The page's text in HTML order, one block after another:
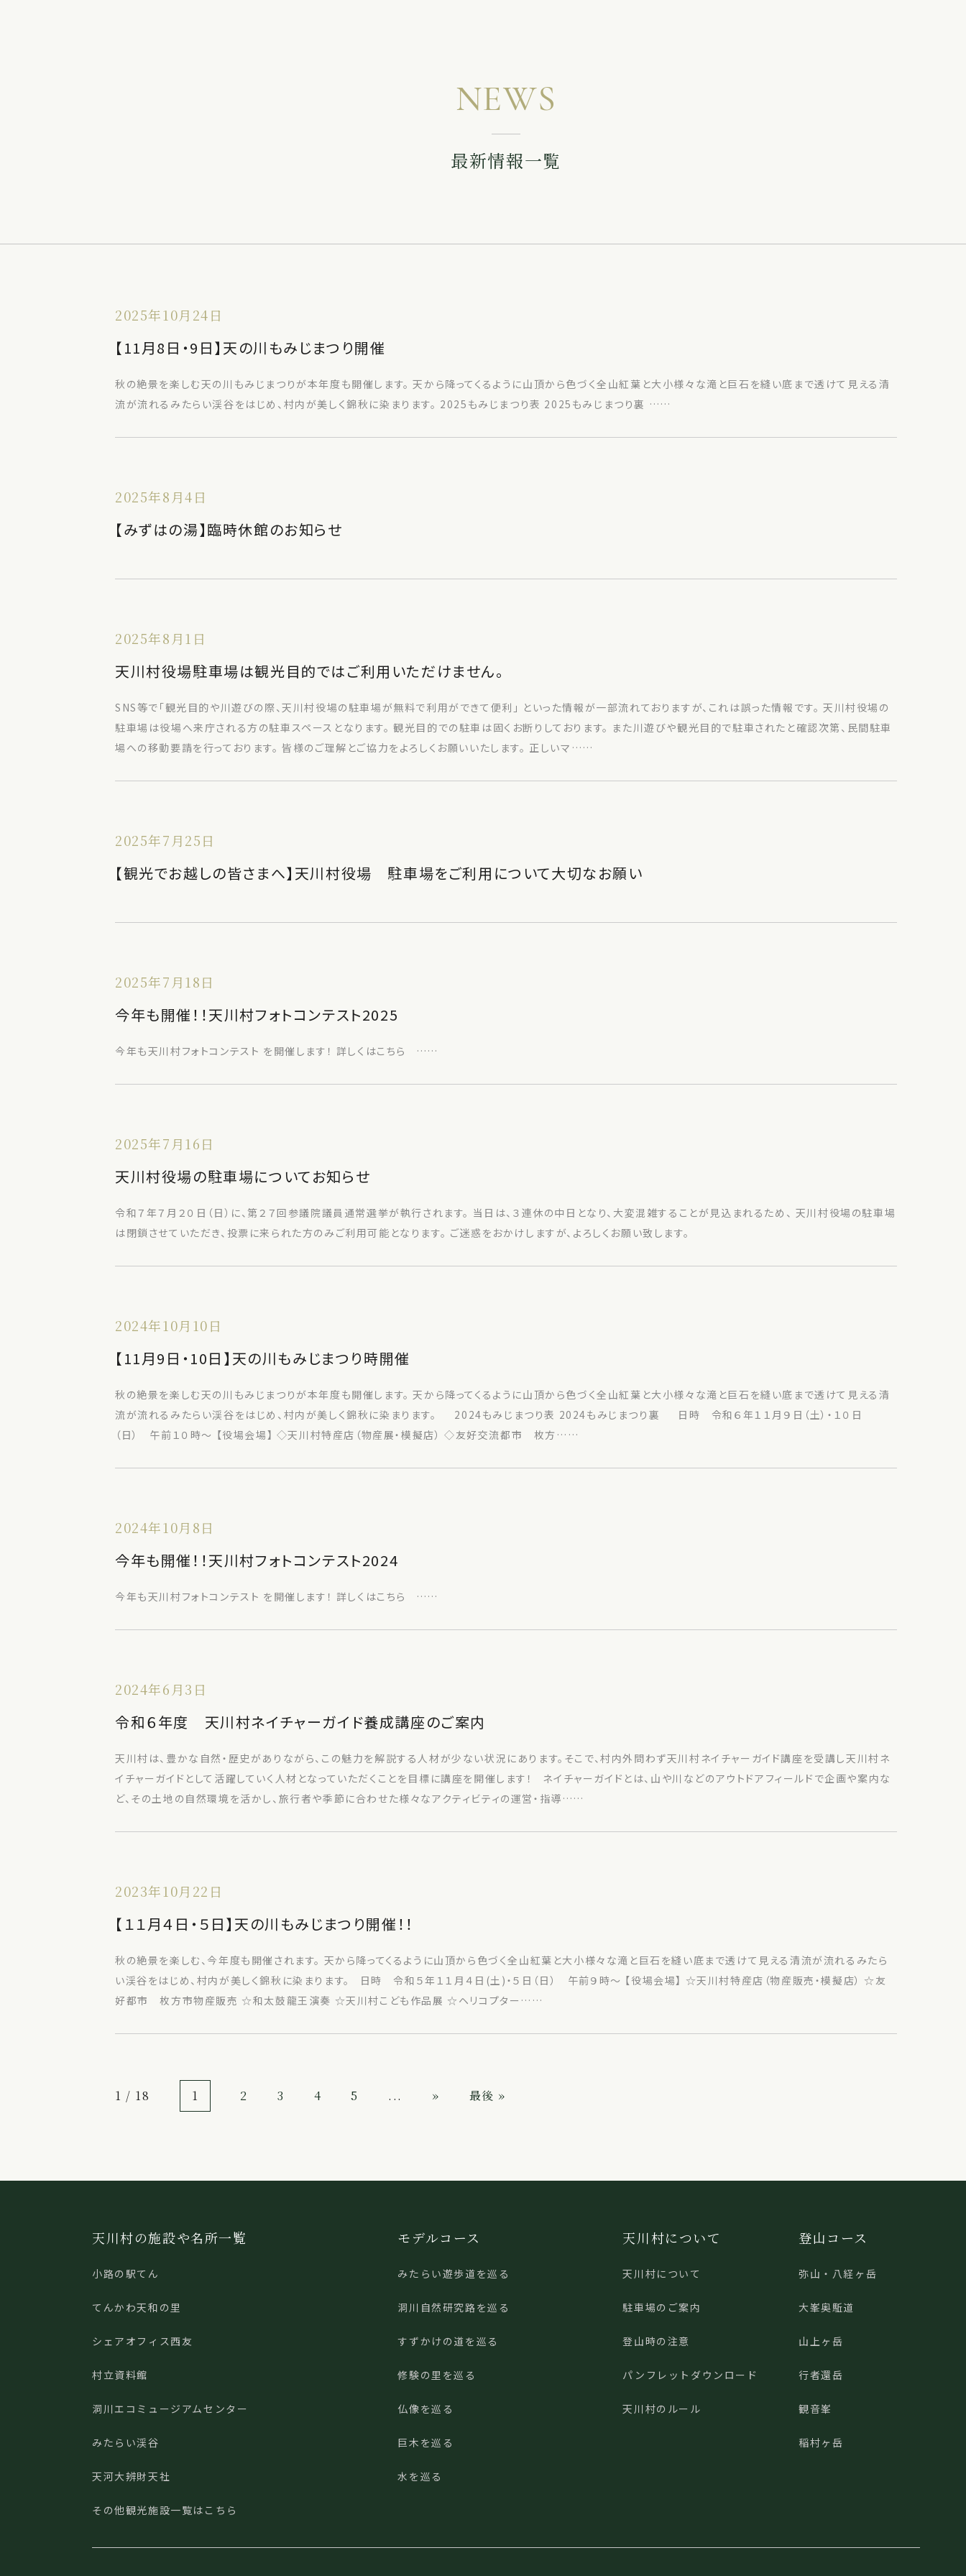
NEWS
最新情報一覧
2025年10月24日
【11月8日・9日】天の川もみじまつり開催
秋の絶景を楽しむ天の川もみじまつりが本年度も開催します。 天から降ってくるように山頂から色づく全山紅葉と大小様々な滝と巨石を縫い底まで透けて見える清
流が流れるみたらい渓谷をはじめ、村内が美しく錦秋に染まります。 2025もみじまつり表 2025もみじまつり裏 ……
2025年8月4日
【みずはの湯】臨時休館のお知らせ
2025年8月1日
天川村役場駐車場は観光目的ではご利用いただけません。
SNS等で「観光目的や川遊びの際、天川村役場の駐車場が無料で利用ができて便利」 といった情報が一部流れておりますが、これは誤った情報です。 天川村役場の
駐車場は役場へ来庁される方の駐車スペースとなります。 観光目的での駐車は固くお断りしております。 また川遊びや観光目的で駐車されたと確認次第、民間駐車
場への移動要請を行っております。 皆様のご理解とご協力をよろしくお願いいたします。 正しいマ……
2025年7月25日
【観光でお越しの皆さまへ】天川村役場 駐車場をご利用について大切なお願い
2025年7月18日
今年も開催！！天川村フォトコンテスト2025
今年も天川村フォトコンテスト を開催します！ 詳しくはこちら ……
2025年7月16日
天川村役場の駐車場についてお知らせ
令和７年７月２０日（日）に、第２７回参議院議員通常選挙が執行されます。 当日は、３連休の中日となり、大変混雑することが見込まれるため、 天川村役場の駐車場
は閉鎖させていただき、投票に来られた方のみご利用可能となります。 ご迷惑をおかけしますが、よろしくお願い致します。
2024年10月10日
【11月9日・10日】天の川もみじまつり時開催
秋の絶景を楽しむ天の川もみじまつりが本年度も開催します。 天から降ってくるように山頂から色づく全山紅葉と大小様々な滝と巨石を縫い底まで透けて見える清
流が流れるみたらい渓谷をはじめ、村内が美しく錦秋に染まります。 2024もみじまつり表 2024もみじまつり裏 日時 令和６年１１月９日（土）・１０日
（日） 午前１０時～ 【役場会場】 ◇天川村特産店（物産展・模擬店） ◇友好交流都市 枚方……
2024年10月8日
今年も開催！！天川村フォトコンテスト2024
今年も天川村フォトコンテスト を開催します！ 詳しくはこちら ……
2024年6月3日
令和６年度 天川村ネイチャーガイド養成講座のご案内
天川村は、豊かな自然・歴史がありながら、この魅力を解説する人材が少ない状況にあります。そこで、村内外問わず天川村ネイチャーガイド講座を受講し天川村ネ
イチャーガイドとして活躍していく人材となっていただくことを目標に講座を開催します！ ネイチャーガイドとは、山や川などのアウトドアフィールドで企画や案内な
ど、その土地の自然環境を活かし、旅行者や季節に合わせた様々なアクティビティの運営・指導……
2023年10月22日
【１１月４日・５日】天の川もみじまつり開催！！
秋の絶景を楽しむ、今年度も開催されます。 天から降ってくるように山頂から色づく全山紅葉と大小様々な滝と巨石を縫い底まで透けて見える清流が流れるみたら
い渓谷をはじめ、村内が美しく錦秋に染まります。 日時 令和５年１１月４日(土)・５日（日） 午前９時～ 【役場会場】 ☆天川村特産店（物産販売・模擬店） ☆友
好都市 枚方市物産販売 ☆和太鼓龍王演奏 ☆天川村こども作品展 ☆ヘリコプター……
1 / 18 1 2 3 4 5 ... » 最後 »
天川村の施設や名所一覧
小路の駅てん
てんかわ天和の里
シェアオフィス西友
村立資料館
洞川エコミュージアムセンター
みたらい渓谷
天河大辨財天社
その他観光施設一覧はこちら
モデルコース
みたらい遊歩道を巡る
洞川自然研究路を巡る
すずかけの道を巡る
修験の里を巡る
仏像を巡る
巨木を巡る
水を巡る
天川村について
天川村について
駐車場のご案内
登山時の注意
パンフレットダウンロード
天川村のルール
登山コース
弥山・八経ヶ岳
大峯奥駈道
山上ヶ岳
行者還岳
観音峯
稲村ヶ岳